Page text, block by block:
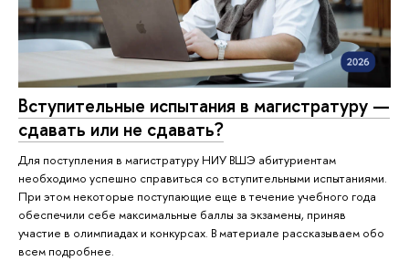
Вступительные испытания в магистратуру —
сдавать или не сдавать?
Для поступления в магистратуру НИУ ВШЭ абитуриентам
необходимо успешно справиться со вступительными испытаниями.
При этом некоторые поступающие еще в течение учебного года
обеспечили себе максимальные баллы за экзамены, приняв
участие в олимпиадах и конкурсах. В материале рассказываем обо
всем подробнее.